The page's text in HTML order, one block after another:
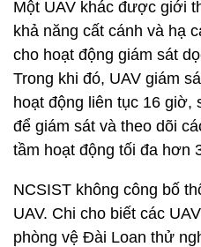
Một UAV khác được giới
khả năng cất cánh và hạ
cho hoạt động giám sát
Trong khi đó, UAV giám
hoạt động liên tục 16 giờ,
để giám sát và theo dõi
tầm hoạt động tối đa hơn
NCSIST không công bố
UAV. Chi cho biết các
phòng vệ Đài Loan thử